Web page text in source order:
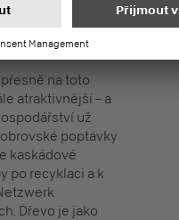
na toto
atraktivnější – a
už
poptávky
kaskádové
po recyklaci a k
Dřevo je jako